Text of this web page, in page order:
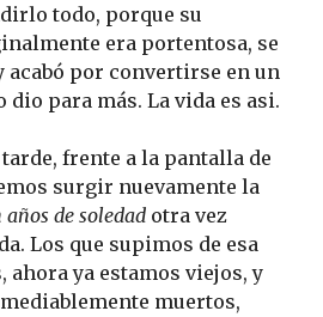
todo, porque su
era portentosa, se
acabó por convertirse en un
para más. La vida es asi.
frente a la pantalla de
surgir nuevamente la
años de soledad otra vez
Los que supimos de esa
ahora ya estamos viejos, y
muertos,